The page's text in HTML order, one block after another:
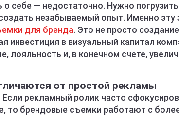
себе — недостаточно. Нужно
незабываемый опыт. Именно эту
для бренда. Это не просто
инвестиция в визуальный капитал
лояльность и, в конечном счете,
от простой рекламы
рекламный ролик часто
то брендовые съемки работают с